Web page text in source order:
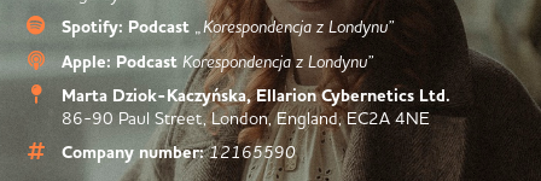
Spotify: Podcast „Korespondencja z Londynu”
Apple: Podcast Korespondencja z Londynu”
Marta Dziok-Kaczyńska, Ellarion Cybernetics Ltd.
86-90 Paul Street, London, England, EC2A 4NE
Company number: 12165590